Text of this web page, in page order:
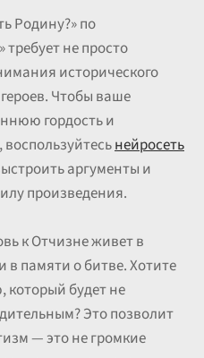
Родину?» по
не просто
исторического
Чтобы ваше
гордость и
нейросеть
аргументы и
произведения.
к Отчизне живет в
памяти о битве. Хотите
который будет не
Это позволит
— это не громкие